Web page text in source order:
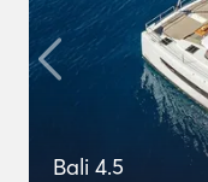
Bali 4.5